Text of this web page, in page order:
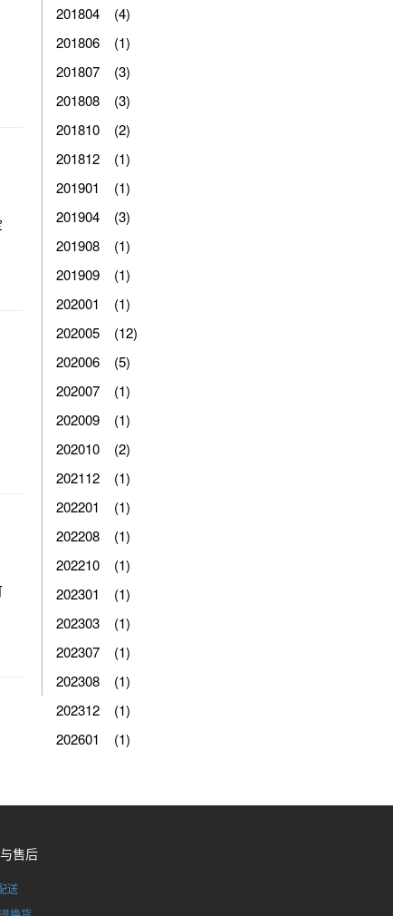
201804 (4)
201806 (1)
201807 (3)
201808 (3)
201810 (2)
201812 (1)
201901 (1)
201904 (3)
201908 (1)
201909 (1)
202001 (1)
202005 (12)
202006 (5)
202007 (1)
202009 (1)
202010 (2)
202112 (1)
202201 (1)
202208 (1)
202210 (1)
202301 (1)
202303 (1)
202307 (1)
202308 (1)
202312 (1)
202601 (1)
售后
送